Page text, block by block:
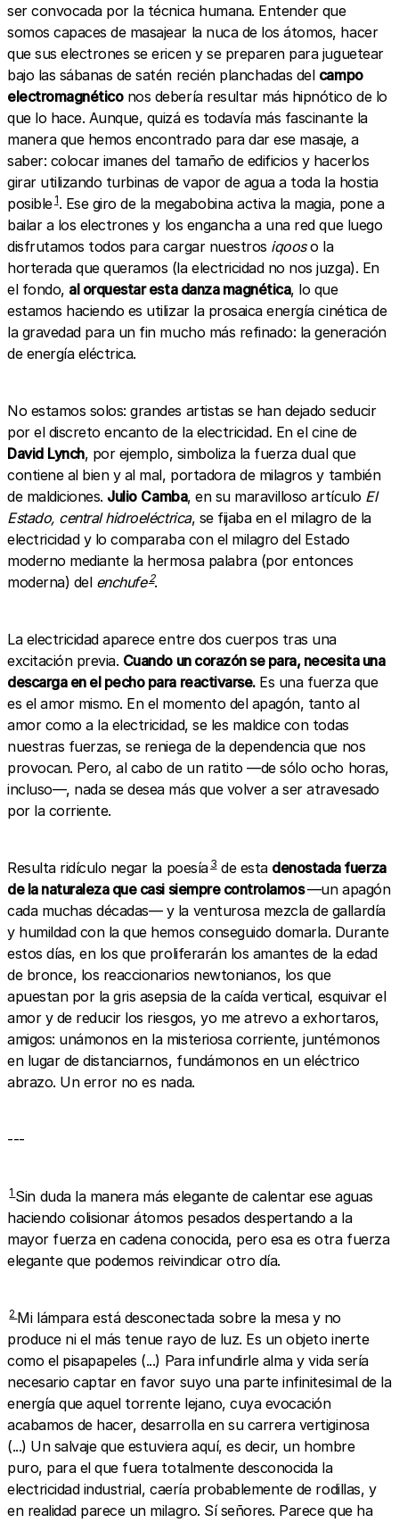
ser convocada por la técnica humana. Entender que
somos capaces de masajear la nuca de los átomos, hacer
que sus electrones se ericen y se preparen para juguetear
bajo las sábanas de satén recién planchadas del campo
electromagnéticonos debería resultar más hipnótico de lo
que lo hace. Aunque, quizá es todavía más fascinante la
manera que hemos encontrado para dar ese masaje, a
saber: colocar imanes del tamaño de edificios y hacerlos
girar utilizando turbinas de vapor de agua a toda la hostia
posible 1. Ese giro de la megabobina activa la magia, pone a
bailar a los electrones y los engancha a una red que luego
disfrutamos todos para cargar nuestros iqooso la
horterada que queramos (la electricidad no nos juzga). En
el fondo, al orquestar esta danza magnética, lo que
estamos haciendo es utilizar la prosaica energía cinética de
la gravedad para un fin mucho más refinado: la generación
de energía eléctrica.
No estamos solos: grandes artistas se han dejado seducir
por el discreto encanto de la electricidad. En el cine de
David Lynch, por ejemplo, simboliza la fuerza dual que
contiene al bien y al mal, portadora de milagros y también
de maldiciones. Julio Camba, en su maravilloso artículo El
Estado, central hidroeléctrica, se fijaba en el milagro de la
electricidad y lo comparaba con el milagro del Estado
moderno mediante la hermosa palabra (por entonces
moderna) del enchufe 2.
La electricidad aparece entre dos cuerpos tras una
excitación previa. Cuando un corazón se para, necesita una
descarga en el pecho para reactivarse.Es una fuerza que
es el amor mismo. En el momento del apagón, tanto al
amor como a la electricidad, se les maldice con todas
nuestras fuerzas, se reniega de la dependencia que nos
provocan. Pero, al cabo de un ratito —de sólo ocho horas,
incluso—, nada se desea más que volver a ser atravesado
por la corriente.
Resulta ridículo negar la poesía 3de esta denostada fuerza
de la naturaleza que casi siempre controlamos—un apagón
cada muchas décadas— y la venturosa mezcla de gallardía
y humildad con la que hemos conseguido domarla. Durante
estos días, en los que proliferarán los amantes de la edad
de bronce, los reaccionarios newtonianos, los que
apuestan por la gris asepsia de la caída vertical, esquivar el
amor y de reducir los riesgos, yo me atrevo a exhortaros,
amigos: unámonos en la misteriosa corriente, juntémonos
en lugar de distanciarnos, fundámonos en un eléctrico
abrazo. Un error no es nada.
---
1 Sin duda la manera más elegante de calentar ese aguas
haciendo colisionar átomos pesados despertando a la
mayor fuerza en cadena conocida, pero esa es otra fuerza
elegante que podemos reivindicar otro día.
2 Mi lámpara está desconectada sobre la mesa y no
produce ni el más tenue rayo de luz. Es un objeto inerte
como el pisapapeles (...) Para infundirle alma y vida sería
necesario captar en favor suyo una parte infinitesimal de la
energía que aquel torrente lejano, cuya evocación
acabamos de hacer, desarrolla en su carrera vertiginosa
(...) Un salvaje que estuviera aquí, es decir, un hombre
puro, para el que fuera totalmente desconocida la
electricidad industrial, caería probablemente de rodillas, y
en realidad parece un milagro. Sí señores. Parece que ha